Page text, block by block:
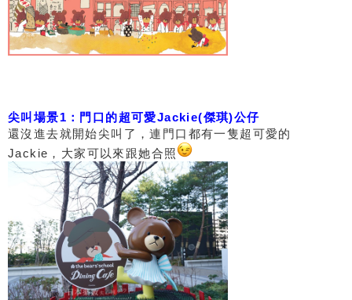
尖叫場景1：門口的超可愛Jackie(傑琪)公仔
還沒進去就開始尖叫了，連門口都有一隻超可愛的
Jackie，大家可以來跟她合照